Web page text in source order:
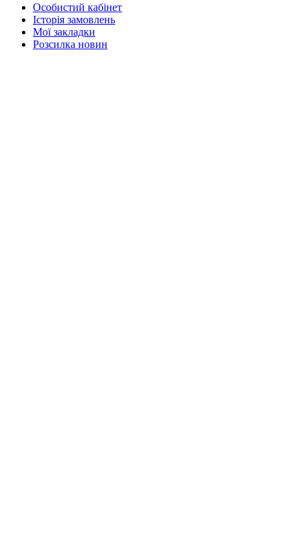
Особистий кабінет
Історія замовлень
Мої закладки
Розсилка новин